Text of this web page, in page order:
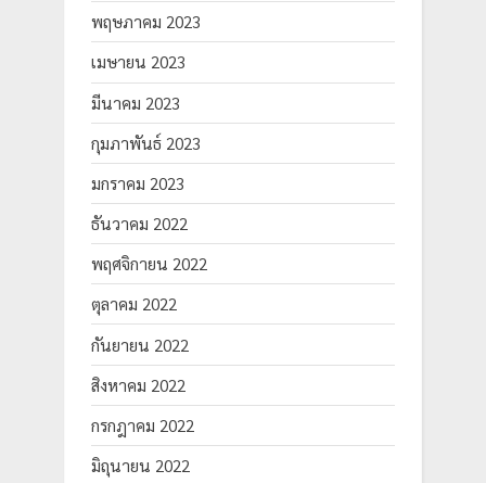
พฤษภาคม 2023
เมษายน 2023
มีนาคม 2023
กุมภาพันธ์ 2023
มกราคม 2023
ธันวาคม 2022
พฤศจิกายน 2022
ตุลาคม 2022
กันยายน 2022
สิงหาคม 2022
กรกฎาคม 2022
มิถุนายน 2022